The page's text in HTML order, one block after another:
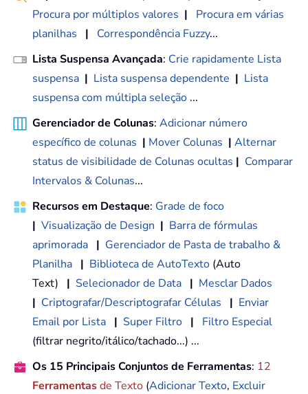
Procura por múltiplos valores |
Procura em várias
planilhas
| Correspondência Fuzzy...
Lista Suspensa Avançada: Crie rapidamente Lista
suspensa | Lista suspensa dependente | Lista
suspensa com múltipla seleção ...
Gerenciador de Colunas: Adicionar número
específico de colunas | Mover Colunas | Alternar
status de visibilidade de Colunas ocultas | Comparar
Intervalos & Colunas...
Recursos em Destaque: Grade de foco
| Visualização de Design | Barra de fórmulas
aprimorada | Gerenciador de Pasta de trabalho &
Planilha | Biblioteca de AutoTexto (Auto
Text) | Selecionador de Data | Mesclar Dados
| Criptografar/Descriptografar Células | Enviar
Email por Lista | Super Filtro |
Filtro Especial
(filtrar negrito/itálico/tachado...) ...
Os 15 Principais Conjuntos de Ferramentas: 12
Ferramentasde Texto (Adicionar Texto, Excluir